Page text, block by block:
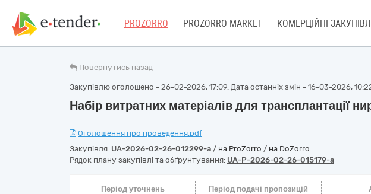
PROZORRO PROZORRO MARKET КОМЕРЦІЙНІ
Повернутись назад
Закупівлю оголошено - 26-02-2026, 17:09. Дата останніх змін - 16-03-2026,
Набір витратних матеріалів для трансплантації
Оголошення про проведення.pdf
Закупівля: UA-2026-02-26-012299-a / на ProZorro / на DoZorro
Рядок плану закупівлі та обґрунтування: UA-P-2026-02-26-015179-a
Період уточнень
Період подачі пропозицій